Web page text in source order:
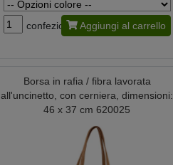
confezione Aggiungi al carrello
Borsa in rafia / fibra lavorata
all'uncinetto, con cerniera, dimensioni:
46 x 37 cm 620025